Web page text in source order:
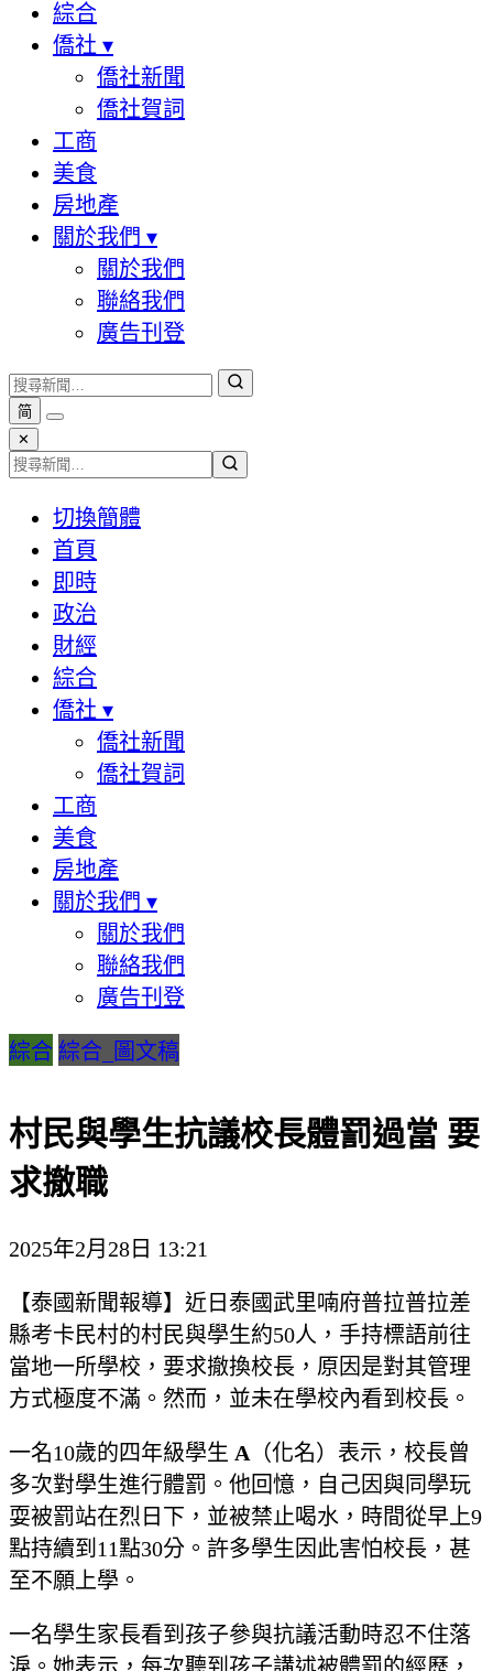
綜合
僑社 ▾
僑社新聞
僑社賀詞
工商
美食
房地產
關於我們 ▾
關於我們
聯絡我們
廣告刊登
简
✕
切換簡體
首頁
即時
政治
財經
綜合
僑社 ▾
僑社新聞
僑社賀詞
工商
美食
房地產
關於我們 ▾
關於我們
聯絡我們
廣告刊登
綜合 綜合_圖文稿
村民與學生抗議校長體罰過當 要
求撤職
2025年2月28日 13:21
【泰國新聞報導】近日泰國武里喃府普拉普拉差
縣考卡民村的村民與學生約50人，手持標語前往
當地一所學校，要求撤換校長，原因是對其管理
方式極度不滿。然而，並未在學校內看到校長。
一名10歲的四年級學生 A （化名）表示，校長曾
多次對學生進行體罰。他回憶，自己因與同學玩
耍被罰站在烈日下，並被禁止喝水，時間從早上9
點持續到11點30分。許多學生因此害怕校長，甚
至不願上學。
一名學生家長看到孩子參與抗議活動時忍不住落